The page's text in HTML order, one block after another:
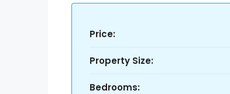
Price:
Property Size:
Bedrooms: